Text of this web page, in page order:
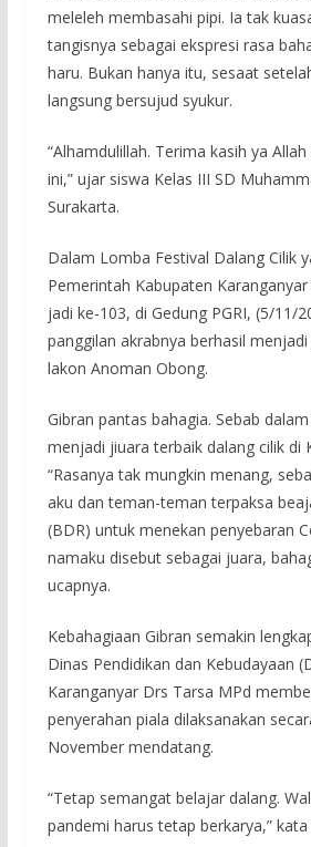
meleleh membasahi pipi. Ia tak
tangisnya sebagai ekspresi rasa
haru. Bukan hanya itu, sesaat
langsung bersujud syukur.
“Alhamdulillah. Terima kasih ya
ini,” ujar siswa Kelas III SD
Surakarta.
Dalam Lomba Festival Dalang Cilik
Pemerintah Kabupaten
jadi ke-103, di Gedung PGRI, (5/11/
panggilan akrabnya berhasil menjadi
lakon Anoman Obong.
Gibran pantas bahagia. Sebab
menjadi jiuara terbaik dalang cilik di
“Rasanya tak mungkin menang,
aku dan teman-teman terpaksa
(BDR) untuk menekan penyebaran
namaku disebut sebagai juara,
ucapnya.
Kebahagiaan Gibran semakin
Dinas Pendidikan dan Kebudayaan
Karanganyar Drs Tarsa MPd
penyerahan piala dilaksanakan
November mendatang.
“Tetap semangat belajar dalang.
pandemi harus tetap berkarya,” kata